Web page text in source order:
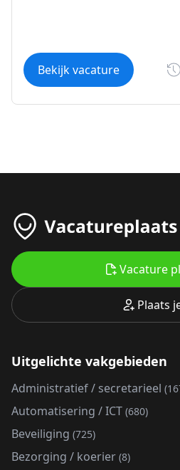
Bekijk vacature
Plaats
Vacature
Uitgelichte vakgebieden
Administratief / secretarieel
Automatisering / ICT (680)
Beveiliging (725)
Bezorging / koerier (8)